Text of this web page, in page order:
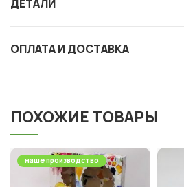
ДЕТАЛИ
ОПЛАТА И ДОСТАВКА
ПОХОЖИЕ ТОВАРЫ
наше производство